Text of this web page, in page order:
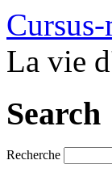
La vie
Search
Recherche